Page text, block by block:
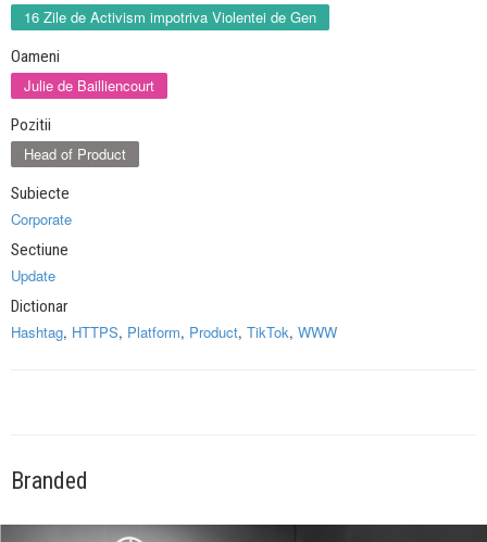
16 Zile de Activism impotriva Violentei de Gen
Oameni
Julie de Bailliencourt
Pozitii
Head of Product
Subiecte
Corporate
Sectiune
Update
Dictionar
Hashtag, HTTPS, Platform, Product, TikTok, WWW
Branded